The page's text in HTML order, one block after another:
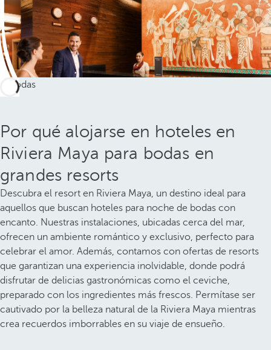
Por qué alojarse en hoteles en
Riviera Maya para bodas en
grandes resorts
Descubra el resort en Riviera Maya, un destino ideal para
aquellos que buscan hoteles para noche de bodas con
encanto. Nuestras instalaciones, ubicadas cerca del mar,
ofrecen un ambiente romántico y exclusivo, perfecto para
celebrar el amor. Además, contamos con ofertas de resorts
que garantizan una experiencia inolvidable, donde podrá
disfrutar de delicias gastronómicas como el ceviche,
preparado con los ingredientes más frescos. Permítase ser
cautivado por la belleza natural de la Riviera Maya mientras
crea recuerdos imborrables en su viaje de ensueño.